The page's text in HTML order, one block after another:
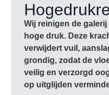
Wij reinigen de
hoge druk. Deze
verwijdert vuil,
grondig, zodat de
veilig en verzorgd
op uitglijden